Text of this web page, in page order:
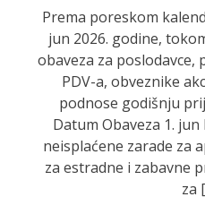
Prema poreskom
jun 2026. godine,
obaveza za
PDV-a, obveznike
podnose godišnju
Datum Obaveza 1.
neisplaćene zarade za
za estradne i zabavne
za